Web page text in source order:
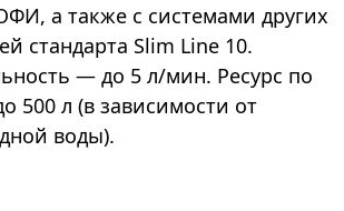
а также с системами других
стандарта Slim Line 10.
— до 5 л/мин. Ресурс по
500 л (в зависимости от
воды).